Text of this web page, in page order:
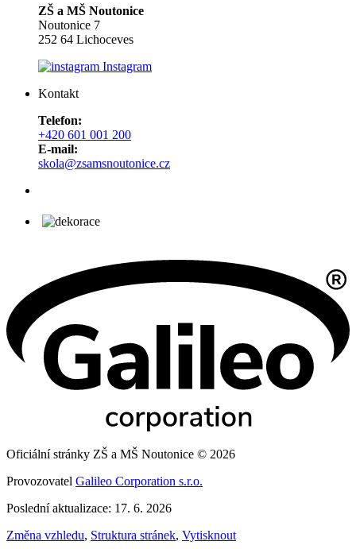
ZŠ a MŠ Noutonice
Noutonice 7
252 64 Lichoceves
Instagram
Kontakt
Telefon:
+420 601 001 200
E-mail:
skola@zsamsnoutonice.cz
Oficiální stránky ZŠ a MŠ Noutonice © 2026
Provozovatel Galileo Corporation s.r.o.
Poslední aktualizace: 17. 6. 2026
Změna vzhledu, Struktura stránek, Vytisknout